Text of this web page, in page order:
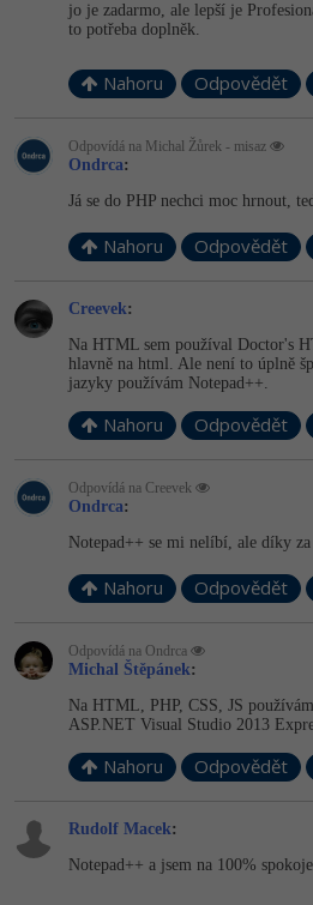
jo je zadarmo, ale lepší je
to potřeba doplněk.
Nahoru Odpovědět
Odpovídá na Michal Žůrek - misaz
Ondrca:
Já se do PHP nechci moc hrnout,
Nahoru Odpovědět
Creevek:
Na HTML sem používal Doctor's
hlavně na html. Ale není to úplně
jazyky používám Notepad++.
Nahoru Odpovědět
Odpovídá na Creevek
Ondrca:
Notepad++ se mi nelíbí, ale díky
Nahoru Odpovědět
Odpovídá na Ondrca
Michal Štěpánek:
Na HTML, PHP, CSS, JS
ASP.NET Visual Studio 2013
Nahoru Odpovědět
Rudolf Macek:
Notepad++ a jsem na 100%